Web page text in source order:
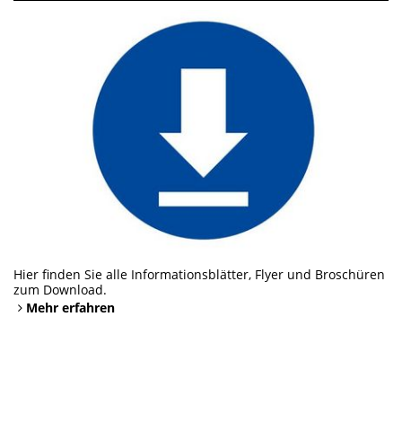
Hier finden Sie alle Informationsblätter, Flyer und Broschüren
zum Download.
Mehr erfahren